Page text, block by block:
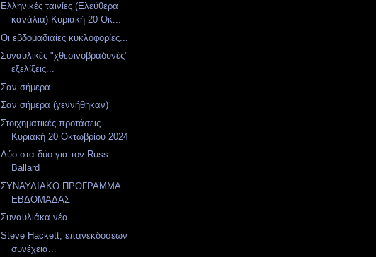
Ελληνικές ταινίες (Ελεύθερα
κανάλια) Κυριακή 20 Οκ...
Οι εβδομαδιαίες κυκλοφορίες...
Συναυλικές "χθεσινοβραδυνές"
εξελίξεις...
Σαν σήμερα
Σαν σήμερα (γεννήθηκαν)
Στοιχηματικές προτάσεις
Κυριακή 20 Οκτωβρίου 2024
Δύο στα δύο για τον Russ
Ballard
ΣΥΝΑΥΛΙΑΚΟ ΠΡΟΓΡΑΜΜΑ
ΕΒΔΟΜΑΔΑΣ
Συναυλιάκα νέα
Steve Hackett, επανεκδόσεων
συνέχεια...